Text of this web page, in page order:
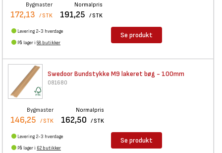
Bygmaster
172,13 / STK
Normalpris
191,25 / STK
Levering 2-3 hverdage
På lager i 58 butikker
Se produkt
Swedoor Bundstykke M9 lakeret bøg - 100mm
081680
Bygmaster
146,25 / STK
Normalpris
162,50 / STK
Levering 2-3 hverdage
På lager i 62 butikker
Se produkt